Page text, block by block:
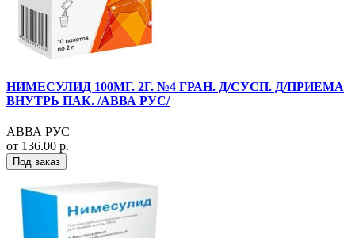
НИМЕСУЛИД 100МГ. 2Г. №4 ГРАН. Д/СУСП. Д/ПРИЕМА
ВНУТРЬ ПАК. /АВВА РУС/
АВВА РУС
от 136.00 р.
Под заказ